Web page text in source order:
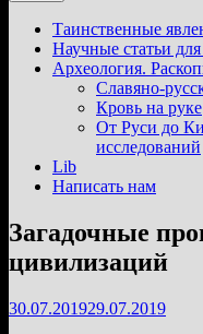
Таинственные
Научные статьи
Археология.
Славяно-
Кровь на руке
От Руси до
исследований
Lib
Написать нам
Загадочные
цивилизаций
30.07.201929.07.2019